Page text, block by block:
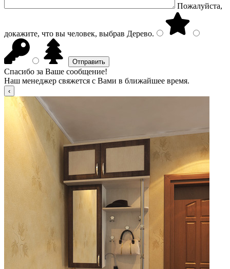
Пожалуйста,
докажите, что вы человек, выбрав Дерево.
Спасибо за Ваше сообщение!
Наш менеджер свяжется с Вами в ближайшее время.